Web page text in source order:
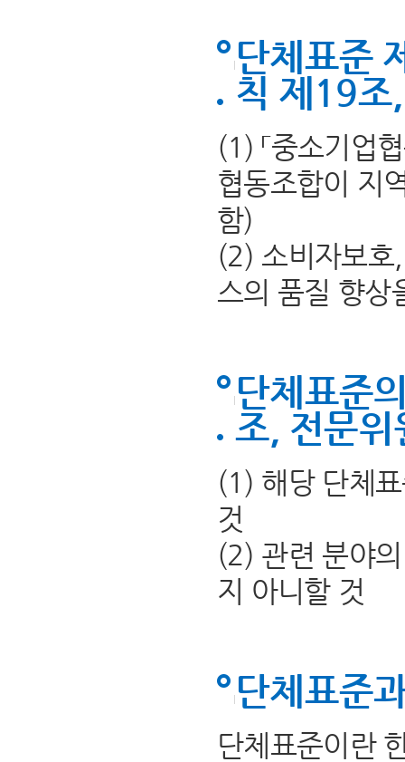
단체표준
칙 제19조
(1) 「중소기업
협동조합이 지
함)
(2) 소비자보호
스의 품질 향상
단체표준
조, 전문위
(1) 해당 단체
것
(2) 관련 분야
지 아니할 것
단체표준
단체표준이란